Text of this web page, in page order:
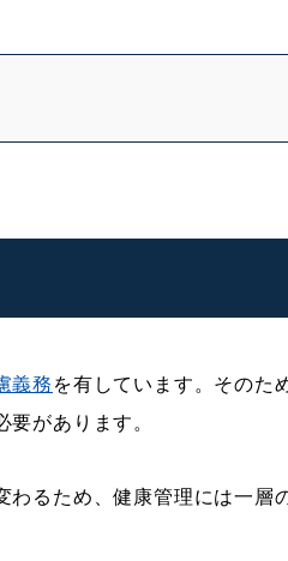
義務 を有しています。そのた
があります。
わるため、健康管理には一層